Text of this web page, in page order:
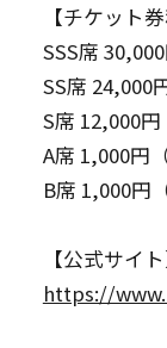
【チケット券
SSS席 30,000
SS席 24,000
S席 12,000円
A席 1,000円
B席 1,000円
【公式サイト
https://